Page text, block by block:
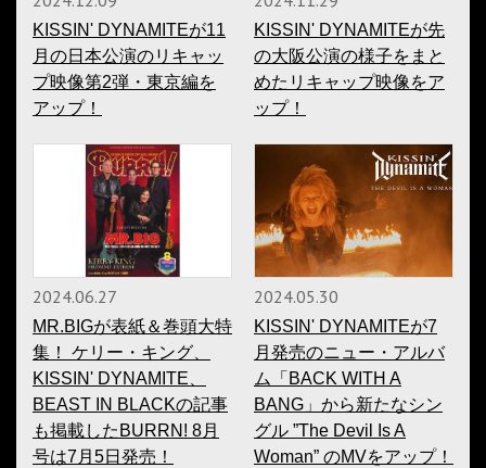
KISSIN' DYNAMITEが11
月の日本公演のリキャッ
プ映像第2弾・東京編を
アップ！
KISSIN' DYNAMITEが先
の大阪公演の様子をまと
めたリキャップ映像をア
ップ！
2024.06.27
MR.BIGが表紙＆巻頭大特
集！ ケリー・キング、
KISSIN' DYNAMITE、
BEAST IN BLACKの記事
も掲載したBURRN! 8月
号は7月5日発売！
2024.05.30
KISSIN' DYNAMITEが7
月発売のニュー・アルバ
ム「BACK WITH A
BANG」から新たなシン
グル ”The Devil Is A
Woman” のMVをアップ！